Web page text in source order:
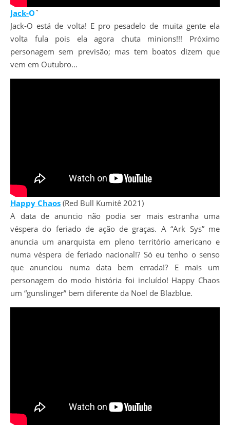
Jack-O`
Jack-O está de volta! E pro pesadelo de muita gente ela
volta fula pois ela agora chuta minions!!! Próximo
personagem sem previsão; mas tem boatos dizem que
vem em Outubro…
Happy Chaos (Red Bull Kumitê 2021)
A data de anuncio não podia ser mais estranha uma
véspera do feriado de ação de graças. A “Ark Sys” me
anuncia um anarquista em pleno território americano e
numa véspera de feriado nacional!? Só eu tenho o senso
que anunciou numa data bem errada!? E mais um
personagem do modo história foi incluído! Happy Chaos
um “gunslinger” bem diferente da Noel de Blazblue.